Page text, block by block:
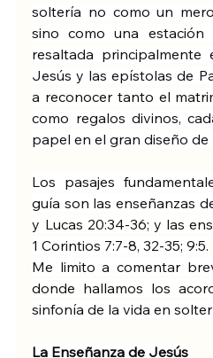
soltería no como un
sino como una
resaltada principalmente
Jesús y las epístolas de
a reconocer tanto el
como regalos divinos,
papel en el gran diseño de
Los pasajes
guía son las enseñanzas
y Lucas 20:34-36; y las
1 Corintios 7:7-8, 32-35; 9:5.
Me limito a comentar
donde hallamos los
sinfonía de la vida en
La Enseñanza de Jesús